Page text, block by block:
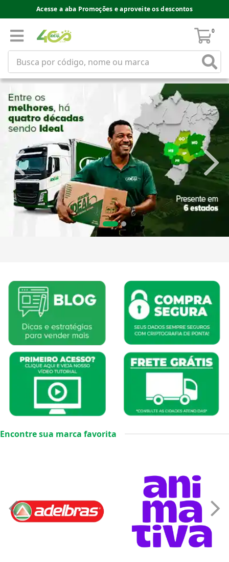
Acesse a aba Promoções e aproveite os descontos
0
Encontre sua marca favorita